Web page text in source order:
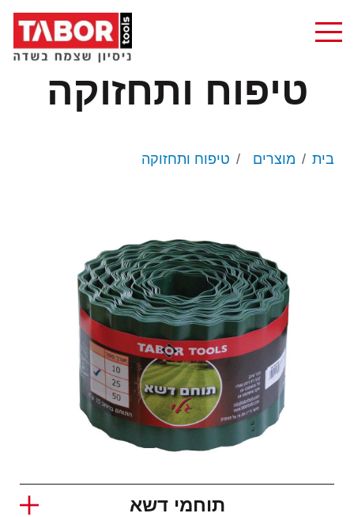
טיפוח ותחזוקה
בית מוצרים טיפוח ותחזוקה
תוחמי דשא